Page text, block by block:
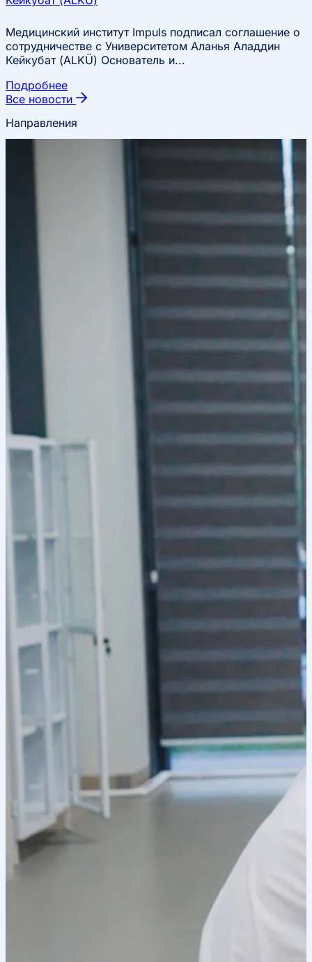
Медицинский институт Impuls подписал соглашение о
сотрудничестве с Университетом Аланья Аладдин
Кейкубат (ALKÜ) Основатель и...
Подробнее
Все новости
Направления